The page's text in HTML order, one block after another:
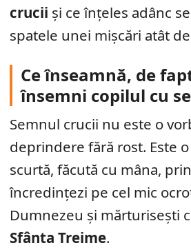
crucii și ce înțeles adânc
spatele unei mișcări atât
Ce înseamnă, de
însemni copilul cu
Semnul crucii nu este o
deprindere fără rost. Este
scurtă, făcută cu mâna,
încredințezi pe cel mic
Dumnezeu și mărturisești
Sfânta Treime.